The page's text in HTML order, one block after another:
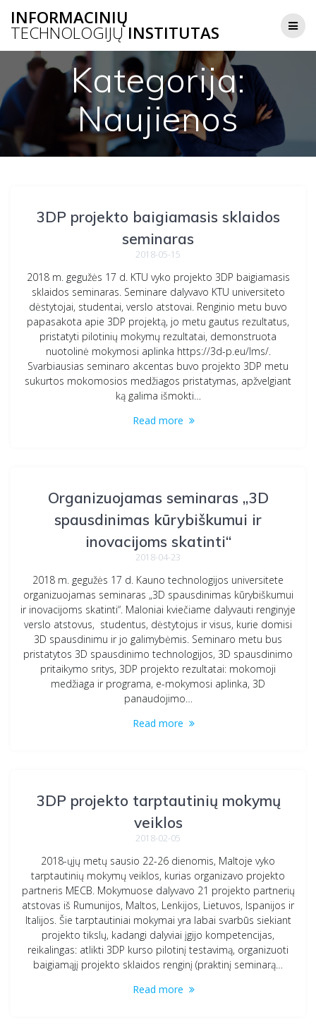
content
INFORMACINIŲ
TECHNOLOGIJŲINSTITUTAS
Kategorija:
Naujienos
3DP projekto baigiamasis sklaidos
seminaras
2018-05-15
2018 m. gegužės 17 d. KTU vyko projekto 3DP baigiamasis
sklaidos seminaras. Seminare dalyvavo KTU universiteto
dėstytojai, studentai, verslo atstovai. Renginio metu buvo
papasakota apie 3DP projektą, jo metu gautus rezultatus,
pristatyti pilotinių mokymų rezultatai, demonstruota
nuotolinė mokymosi aplinka https://3d-p.eu/lms/.
Svarbiausias seminaro akcentas buvo projekto 3DP metu
sukurtos mokomosios medžiagos pristatymas, apžvelgiant
ką galima išmokti…
Read more
Organizuojamas seminaras „3D
spausdinimas kūrybiškumui ir
inovacijoms skatinti“
2018-04-23
2018 m. gegužės 17 d. Kauno technologijos universitete
organizuojamas seminaras „3D spausdinimas kūrybiškumui
ir inovacijoms skatinti“. Maloniai kviečiame dalyvauti renginyje
verslo atstovus, studentus, dėstytojus ir visus, kurie domisi
3D spausdinimu ir jo galimybėmis. Seminaro metu bus
pristatytos 3D spausdinimo technologijos, 3D spausdinimo
pritaikymo sritys, 3DP projekto rezultatai: mokomoji
medžiaga ir programa, e-mokymosi aplinka, 3D
panaudojimo…
Read more
3DP projekto tarptautinių mokymų
veiklos
2018-02-05
2018-ųjų metų sausio 22-26 dienomis, Maltoje vyko
tarptautinių mokymų veiklos, kurias organizavo projekto
partneris MECB. Mokymuose dalyvavo 21 projekto partnerių
atstovas iš Rumunijos, Maltos, Lenkijos, Lietuvos, Ispanijos ir
Italijos. Šie tarptautiniai mokymai yra labai svarbūs siekiant
projekto tikslų, kadangi dalyviai įgijo kompetencijas,
reikalingas: atlikti 3DP kurso pilotinį testavimą, organizuoti
baigiamąjį projekto sklaidos renginį (praktinį seminarą…
Read more